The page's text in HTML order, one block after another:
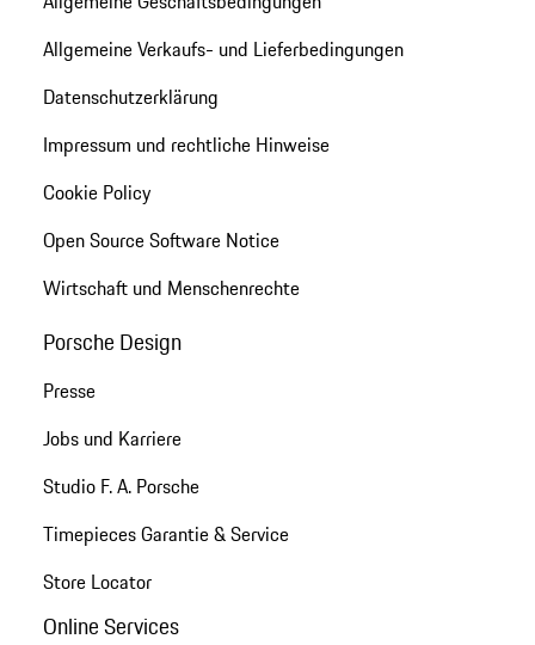
Allgemeine Verkaufs- und Lieferbedingungen
Datenschutzerklärung
Impressum und rechtliche Hinweise
Cookie Policy
Open Source Software Notice
Wirtschaft und Menschenrechte
Porsche Design
Presse
Jobs und Karriere
Studio F. A. Porsche
Timepieces Garantie & Service
Store Locator
Online Services